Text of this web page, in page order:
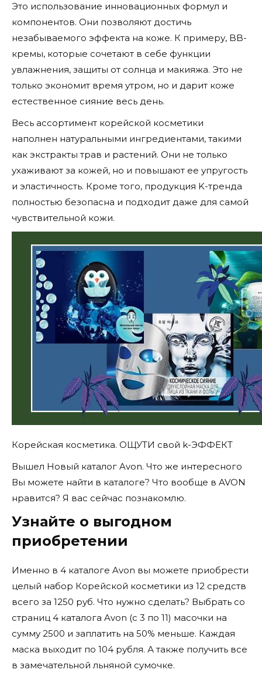
Это использование инновационных формул и
компонентов. Они позволяют достичь
незабываемого эффекта на коже. К примеру, BB-
кремы, которые сочетают в себе функции
увлажнения, защиты от солнца и макияжа. Это не
только экономит время утром, но и дарит коже
естественное сияние весь день.
Весь ассортимент корейской косметики
наполнен натуральными ингредиентами, такими
как экстракты трав и растений. Они не только
ухаживают за кожей, но и повышают ее упругость
и эластичность. Кроме того, продукция K-тренда
полностью безопасна и подходит даже для самой
чувствительной кожи.
Корейская косметика. ОЩУТИ свой k-ЭФФЕКТ
Вышел Новый каталог Avon. Что же интересного
Вы можете найти в каталоге? Что вообще в AVON
нравится? Я вас сейчас познакомлю.
Узнайте о выгодном
приобретении
Именно в 4 каталоге Avon вы можете приобрести
целый набор Корейской косметики из 12 средств
всего за 1250 руб. Что нужно сделать? Выбрать со
страниц 4 каталога Avon (с 3 по 11) масочки на
сумму 2500 и заплатить на 50% меньше. Каждая
маска выходит по 104 рубля. А также получить все
в замечательной льняной сумочке.